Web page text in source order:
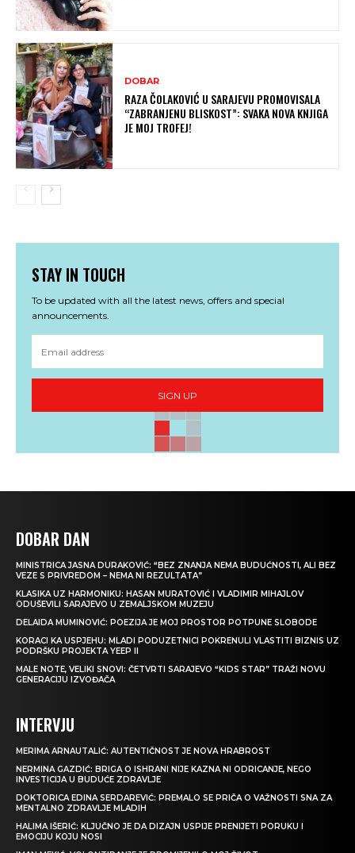
DOBAR
RAZA ČOLAKOVIĆ U SARAJEVU PROMOVISALA
“ZABRANJENU BLISKOST”: SVAKA NOVA KNJIGA
JE MOJ TROFEJ!
STAY IN TOUCH
To be updated with all the latest news, offers and special
announcements.
SIGN UP
DOBAR DAN
MINISTRICA JASNA DURAKOVIĆ: “BEZ ZNANJA NEMA BUDUĆNOSTI, ALI BEZ
VEZE S PRIVREDOM – NEMA NI REZULTATA”
KLASIKA UZ HARMONIKU: HASAN MURATOVIĆ I VLADIMIR MIHAJLOV
ODUŠEVILI SARAJEVO U ZEMALJSKOM MUZEJU
DELAIDA MUMINOVIĆ: POEZIJA JE MOJ PROSTOR POTPUNE SLOBODE
KORACI KA USPJEHU: MLADI PODUZETNICI POKRENULI VLASTITI BIZNIS UZ
PODRŠKU PROJEKTA YEEP II
MALE NOTE, VELIKI SNOVI: ČETVRTI SARAJEVO “KIDS STAR” TRAŽI NOVU
GENERACIJU IZVOĐAČA
INTERVJU
MERIMA ARNAUTALIĆ: AUTENTIČNOST JE NOVA HRABROST
NERMINA GAZDIĆ: BRIGA O ISHRANI NIJE KAZNA NI ODRICANJE, NEGO
INVESTICIJA U BUDUĆE ZDRAVLJE
DOKTORICA EDINA SERDAREVIĆ: PREMALO SE PRIČA O VAŽNOSTI SNA ZA
MENTALNO ZDRAVLJE MLADIH
HALIMA IŠERIĆ: KLJUČNO JE DA DIZAJN USPIJE PRENIJETI PORUKU I
EMOCIJU KOJU NOSI